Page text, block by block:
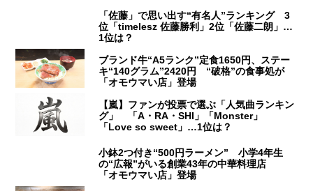
「佐藤」で思い出す“有名人”ランキング 3
位「timelesz 佐藤勝利」2位「佐藤二朗」…
1位は？
ブランド牛“A5ランク”定食1650円、ステー
キ“140グラム”2420円 “破格”の食事処が
「オモウマい店」登場
【嵐】ファンが投票で選ぶ「人気曲ランキン
グ」 「A・RA・SHI」「Monster」
「Love so sweet」…1位は？
小鉢2つ付き“500円ラーメン” 小学4年生
の“広報”がいる創業43年の中華料理店
「オモウマい店」登場